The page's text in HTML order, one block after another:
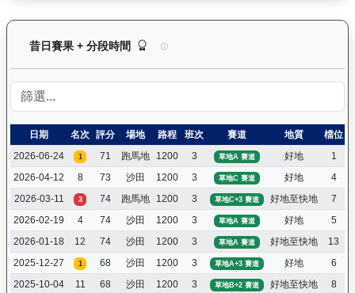
昔日賽果 + 分段時間 寶進（K249）— 昔日賽果及分段時
日期 名次 評分 場地 路程 班次 賽道 地質 檔位
2026-06-24
1 71 跑馬地 1200 3 草地A 賽道 好地 1
2026-04-12
8 73 沙田 1200 3 草地C 賽道 好地 4
2026-03-11
3 74 跑馬地 1200 3 草地C+3 賽道 好地至快地 7
2026-02-19
4 74 沙田 1200 3 草地A 賽道 好地 5
2026-01-18
12 74 沙田 1200 3 草地A 賽道 好地至快地 13
2025-12-27
1 68 沙田 1200 3 草地A+3 賽道 好地 6
2025-10-04
11 68 沙田 1200 3 草地B+2 賽道 好地至快地 8